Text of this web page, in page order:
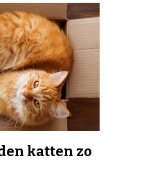
katten zo